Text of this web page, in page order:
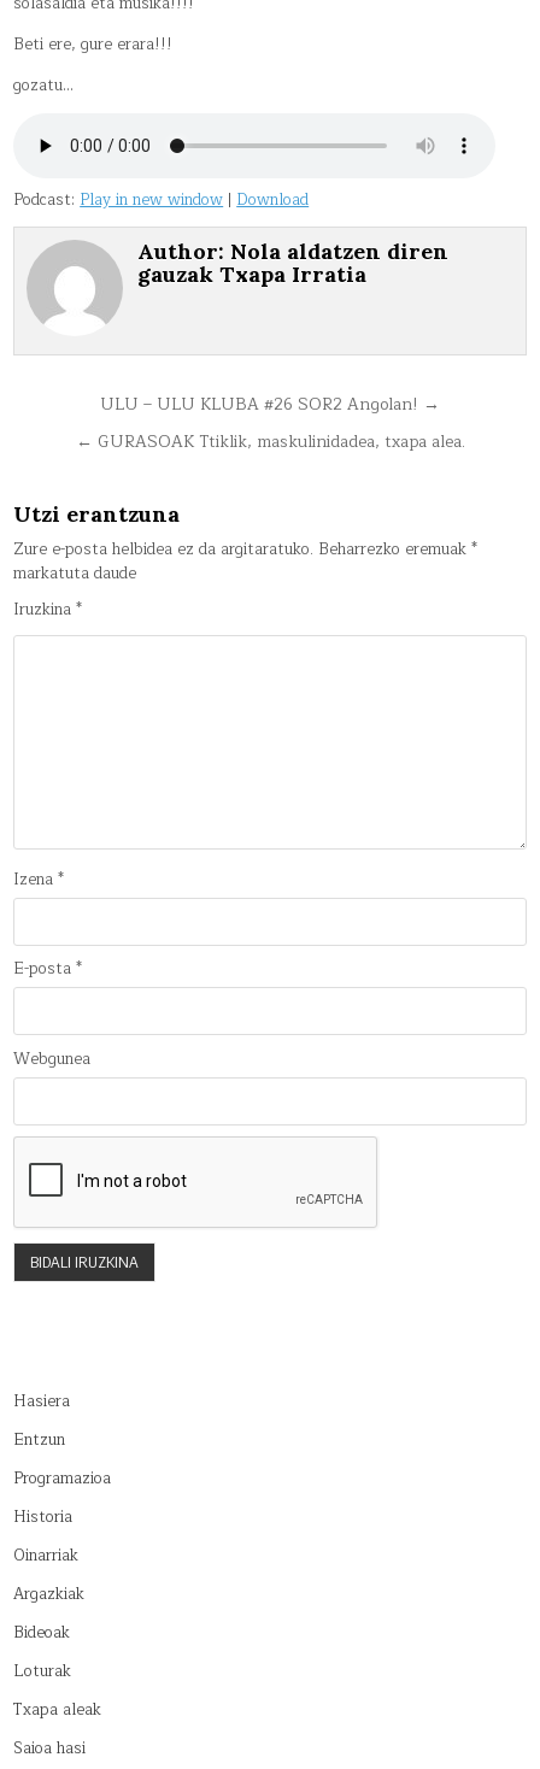
Beti ere, gure erara!!!
gozatu…
Podcast:Play in new window|Download
Author: Nola aldatzen diren
gauzak Txapa Irratia
Bidalketetan
zehar
ULU – ULU KLUBA #26 SOR2 Angolan! →
← GURASOAK Ttiklik, maskulinidadea, txapa alea.
Utzi erantzuna
Zure e-posta helbidea ez da argitaratuko. Beharrezko eremuak*
markatuta daude
Iruzkina*
Izena*
E-posta*
Webgunea
Hasiera
Entzun
Programazioa
Historia
Oinarriak
Argazkiak
Bideoak
Loturak
Txapa aleak
Saioa hasi